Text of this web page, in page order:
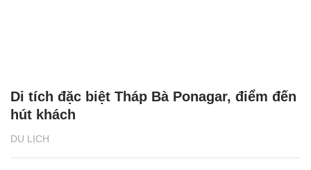
DU LỊCH
Di tích đặc biệt Tháp Bà Ponagar, điểm đến
hút khách